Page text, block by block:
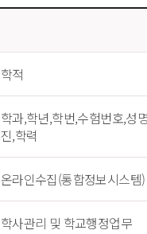
학적
학과,학년,학번,수험번호,성
진,학력
온라인수집(통합정보시스템)
학사관리 및 학교행정업무